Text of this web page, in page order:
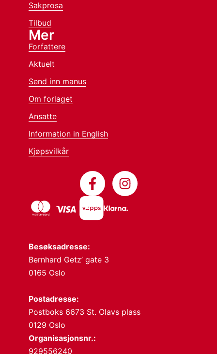
Besøksadresse:
Bernhard Getz’ gate 3
0165 Oslo
Postadresse:
Postboks 6673 St. Olavs plass
0129 Oslo
Organisasjonsnr.:
929556240
Sakprosa
Tilbud
Mer
Forfattere
Aktuelt
Send inn manus
Om forlaget
Ansatte
Information in English
Kjøpsvilkår